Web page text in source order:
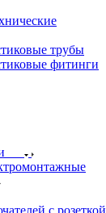
трубы
фитинги
с розеткой